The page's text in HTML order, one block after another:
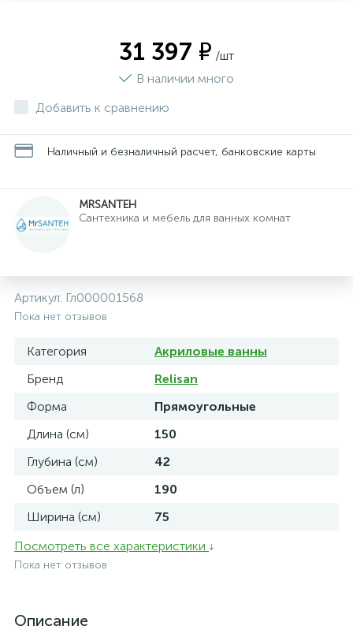
31 397 ₽ /шт
В наличии много
Добавить к сравнению
Наличный и безналичный расчет, банковские карты
MRSANTEH
Cантехника и мебель для ванных комнат
Артикул: Гл000001568
Пока нет отзывов
Категория
Акриловые ванны
Бренд
Relisan
Форма
Прямоугольные
Длина (см)
150
Глубина (см)
42
Объем (л)
190
Ширина (см)
75
Посмотреть все характеристики
Пока нет отзывов
Описание